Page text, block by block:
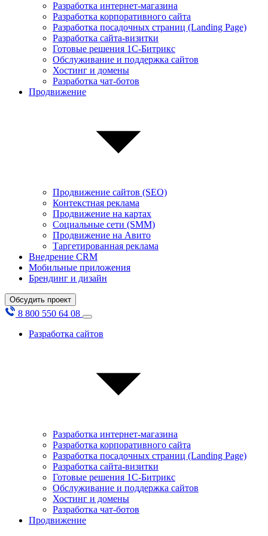
Разработка интернет-магазина
Разработка корпоративного сайта
Разработка посадочных страниц (Landing Page)
Разработка сайта-визитки
Готовые решения 1С-Битрикс
Обслуживание и поддержка сайтов
Хостинг и домены
Разработка чат-ботов
Продвижение
Продвижение сайтов (SEO)
Контекстная реклама
Продвижение на картах
Социальные сети (SMM)
Продвижение на Авито
Таргетированная реклама
Внедрение CRM
Мобильные приложения
Брендинг и дизайн
Обсудить проект
8 800 550 64 08
Разработка сайтов
Разработка интернет-магазина
Разработка корпоративного сайта
Разработка посадочных страниц (Landing Page)
Разработка сайта-визитки
Готовые решения 1С-Битрикс
Обслуживание и поддержка сайтов
Хостинг и домены
Разработка чат-ботов
Продвижение